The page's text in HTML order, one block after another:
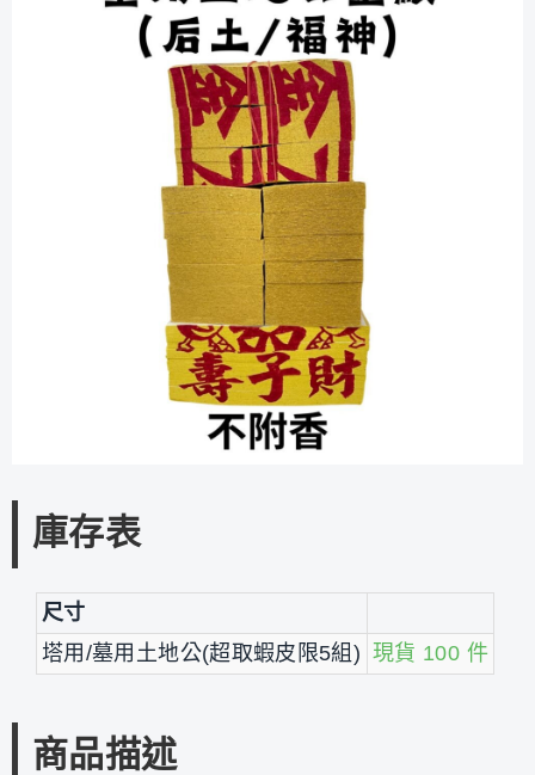
庫存表
尺寸
塔用/墓用土地公(超取蝦皮限5組) 現貨 100 件
商品描述